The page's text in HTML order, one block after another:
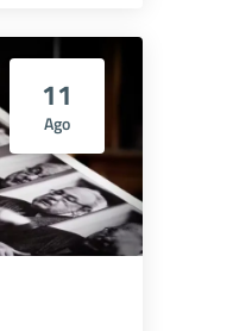
11
Ago